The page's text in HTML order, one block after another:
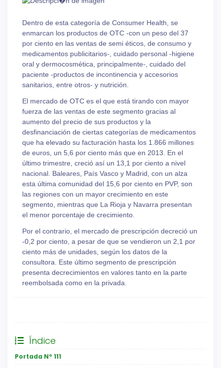
Dentro de esta categoría de Consumer Health, se
enmarcan los productos de OTC -con un peso del 37
por ciento en las ventas de semi éticos, de consumo y
medicamentos publicitarios-, cuidado personal -higiene
oral y dermocosmética, principalmente-, cuidado del
paciente -productos de incontinencia y accesorios
sanitarios, entre otros- y nutrición.
El mercado de OTC es el que está tirando con mayor
fuerza de las ventas de este segmento gracias al
aumento del precio de sus productos y la
desfinanciación de ciertas categorías de medicamentos
que ha elevado su facturación hasta los 1.866 millones
de euros, un 5,6 por ciento más que en 2013. En el
último trimestre, creció así un 13,1 por ciento a nivel
nacional. Baleares, País Vasco y Madrid, con un alza
esta última comunidad del 15,6 por ciento en PVP, son
las regiones con un mayor crecimiento en este
segmento, mientras que La Rioja y Navarra presentan
el menor porcentaje de crecimiento.
Por el contrario, el mercado de prescripción decreció un
-0,2 por ciento, a pesar de que se vendieron un 2,1 por
ciento más de unidades, según los datos de la
consultora. Este último segmento de prescripción
presenta decrecimientos en valores tanto en la parte
reembolsada como en la privada.
Índice
Portada Nº 111